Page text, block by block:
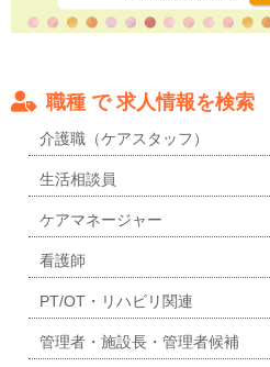
職種 で 求人情報を検索
介護職（ケアスタッフ）
生活相談員
ケアマネージャー
看護師
PT/OT・リハビリ関連
管理者・施設長・管理者候補